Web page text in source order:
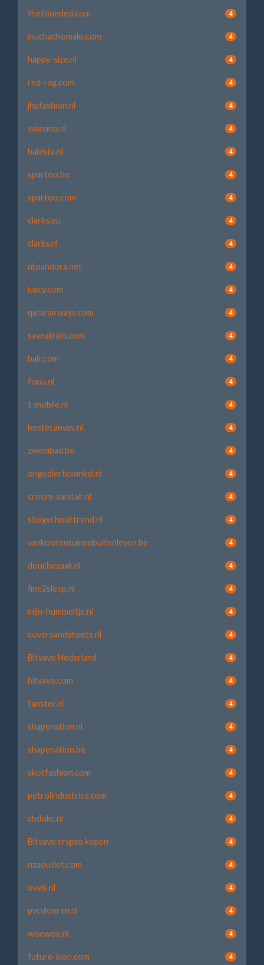
thefounded.com 4
muchachomalo.com 4
happy-size.nl 4
red-rag.com 4
jhpfashion.nl 4
valmano.nl 4
babista.nl 4
spartoo.be 4
spartoo.com 4
clarks.eu 4
clarks.nl 4
nl.pandora.net 4
ivacy.com 4
qatarairways.com 4
saveatrain.com 4
balr.com 4
fonu.nl 4
t-mobile.nl 4
bestecanvas.nl 4
zwembad.be 4
ongediertewinkel.nl 4
croom-sanitair.nl 4
steigerhouttrend.nl 4
vankootentuinenbuitenleven.be 4
douchezaak.nl 4
fine2sleep.nl 4
mijn-hummeltje.nl 4
coversandsheets.nl 4
Bitvavo Nederland 4
bitvavo.com 4
fanster.nl 4
shapenation.nl 4
shapenation.be 4
skotfashion.com 4
petrolindustries.com 4
cbdolie.nl 4
Bitvavo crypto kopen 4
nzaoutlet.com 4
ovvis.nl 4
pvcvloeren.nl 4
woewoe.nl 4
future-icon.com 4